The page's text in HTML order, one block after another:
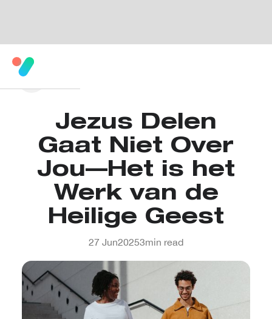
Jezus Delen
Gaat Niet Over
Jou—Het is het
Werk van de
Heilige Geest
27 Jun20253min read